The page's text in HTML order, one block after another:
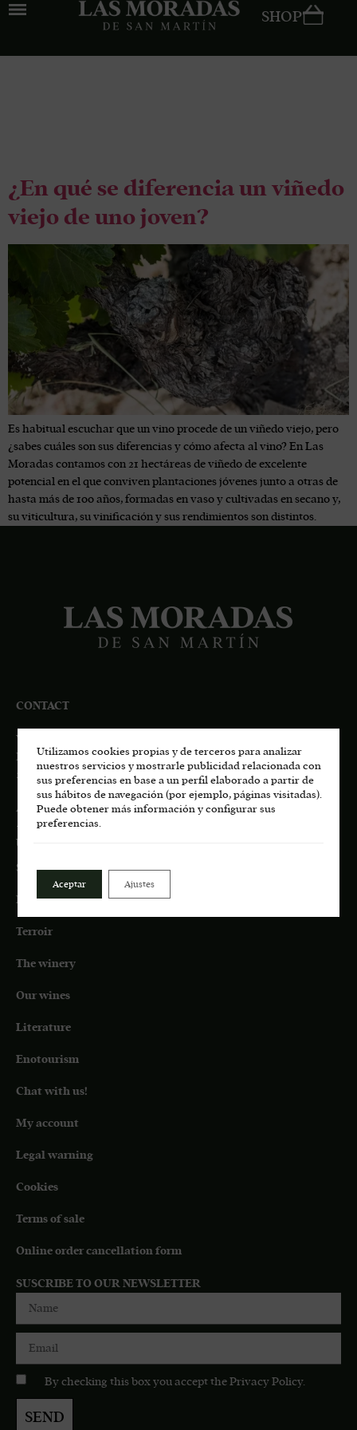
SHOP
¿En qué se diferencia un viñedo
viejo de uno joven?
Es habitual escuchar que un vino procede de un viñedo viejo, pero
¿sabes cuáles son sus diferencias y cómo afecta al vino? En Las
Moradas contamos con 21 hectáreas de viñedo de excelente
potencial en el que conviven plantaciones jóvenes junto a otras de
hasta más de 100 años, formadas en vaso y cultivadas en secano y,
su viticultura, su vinificación y sus rendimientos son distintos.
CONTACT
Viñedos de San Martín, S.L.U.
Pago de Los Castillejos, Ctra. M-541 Km 4,7
28680 San Martín de Valdeiglesias, MADRID
About us:
+34 687 45 72 35
bodega.lasmoradas@grupoenate.es
Shop
Eco
Terroir
The winery
Our wines
Literature
Enotourism
Chat with us!
My account
Legal warning
Cookies
Terms of sale
Online order cancellation form
SUSCRIBE TO OUR NEWSLETTER
By checking this box you accept the Privacy Policy.
SEND
Utilizamos cookies propias y de terceros para analizar
nuestros servicios y mostrarle publicidad relacionada con
sus preferencias en base a un perfil elaborado a partir de
sus hábitos de navegación (por ejemplo, páginas visitadas).
Puede obtener más información y configurar sus
preferencias.
Aceptar Ajustes